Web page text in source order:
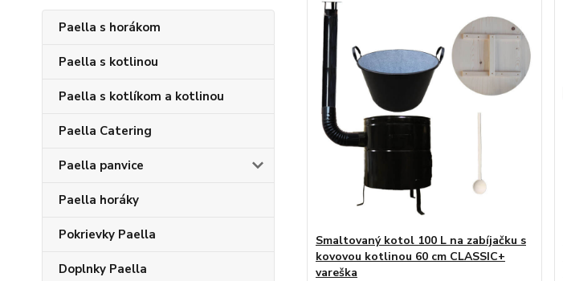
Paella s horákom
Paella s kotlinou
Paella s kotlíkom a kotlinou
Paella Catering
Paella panvice
Paella horáky
Pokrievky Paella
Doplnky Paella
Smaltovaný kotol 100 L na zabíjačku s
kovovou kotlinou 60 cm CLASSIC+
vareška